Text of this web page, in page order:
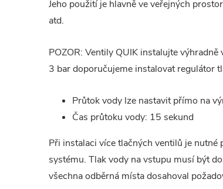
Jeho použití je hlavně ve veřejných
atd.
POZOR: Ventily QUIK instalujte
3 bar doporučujeme instalovat regulátor
Průtok vody lze nastavit přímo na
Čas průtoku vody: 15 sekund
Při instalaci více tlačných ventilů je
systému. Tlak vody na vstupu musí být
všechna odběrná místa dosahoval